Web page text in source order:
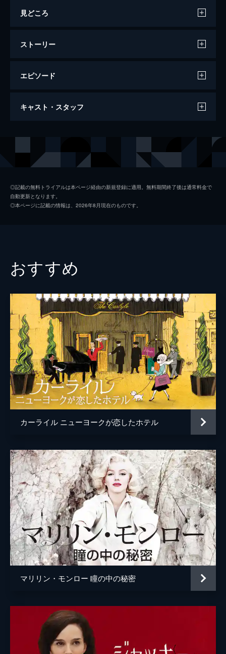
見どころ
ストーリー
エピソード
SAINT LAURENT／サンローラン
キャスト・スタッフ
ピエール・ベルジェ ジェレミー・レニエ
ドゥーザー夫人 ヴァレリア・ブルーニ・テデスキ
ルネ ヴァレリー・ドンゼッリ
タリタ ジャスミン・トリンカ
リュシエンヌ ドミニク・サンダ
監督 ベルトラン・ボネロ
脚本 トマ・ビデガン
ベルトラン・ボネロ
製作 エリック・アルトメイヤー
ニコラス・アルトメイヤー
クリストフ・ランベール
◎記載の無料トライアルは本ページ経由の新規登録に適用。無料期間終了後は通常料金で
自動更新となります。
◎本ページに記載の情報は、2026年8月現在のものです。
おすすめ
カーライル ニューヨークが恋したホテル
マリリン・モンロー 瞳の中の秘密